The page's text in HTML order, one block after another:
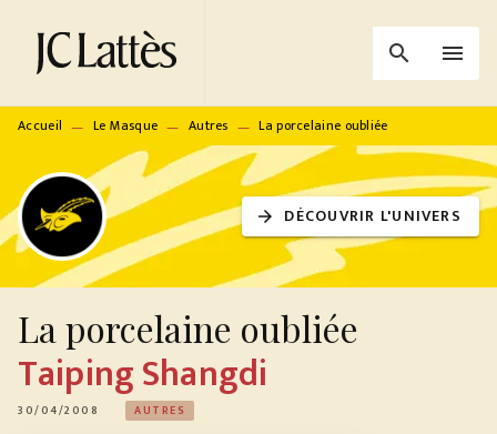
MENU RECHERCHE
PIED DE PAGE
search menu
Accueil — Le Masque — Autres — La porcelaine oubliée
arrow_forward DÉCOUVRIR L'UNIVERS
La porcelaine oubliée
Taiping Shangdi
30/04/2008 AUTRES